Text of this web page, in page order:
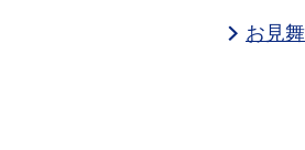
お見